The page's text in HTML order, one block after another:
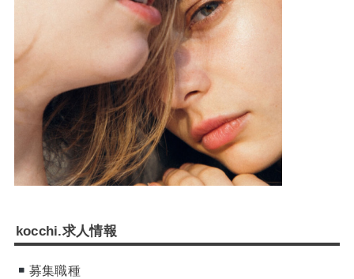
kocchi.求人情報
募集職種